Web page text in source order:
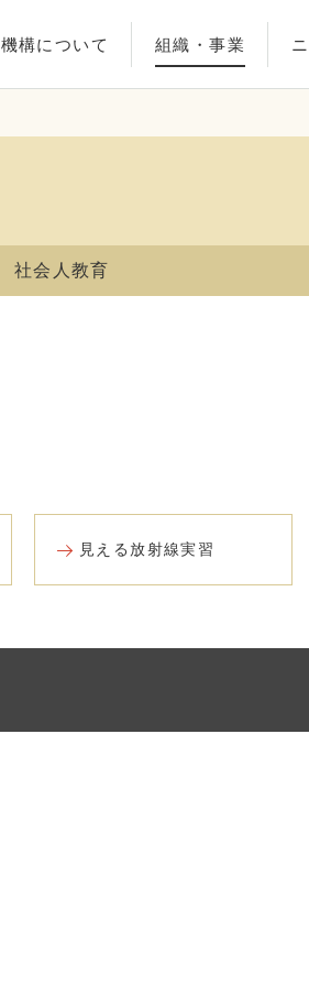
機構について 組織・事業
社会人教育
見える放射線実習